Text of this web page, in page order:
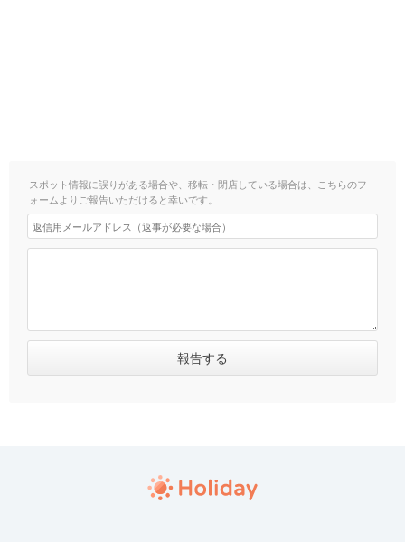
スポット情報に誤りがある場合や、移転・閉店している場合は、こちらのフ
ォームよりご報告いただけると幸いです。